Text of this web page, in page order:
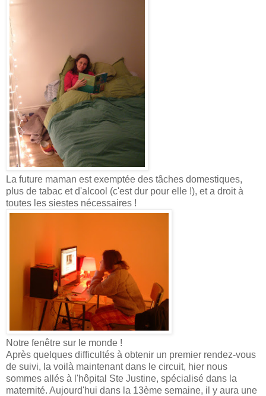
La future maman est exemptée des tâches domestiques,
plus de tabac et d'alcool (c'est dur pour elle !), et a droit à
toutes les siestes nécessaires !
Notre fenêtre sur le monde !
Après quelques difficultés à obtenir un premier rendez-vous
de suivi, la voilà maintenant dans le circuit, hier nous
sommes allés à l'hôpital Ste Justine, spécialisé dans la
maternité. Aujourd'hui dans la 13ème semaine, il y aura une